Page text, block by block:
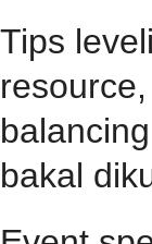
Tips
bakal